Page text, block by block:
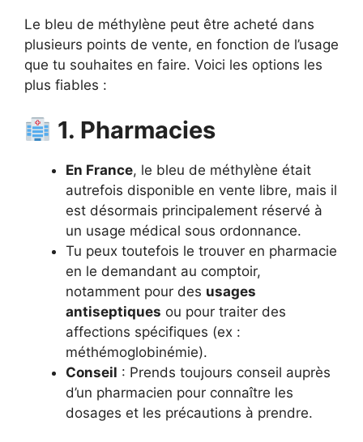
Le bleu de méthylène peut être acheté dans
plusieurs points de vente, en fonction de l’usage
que tu souhaites en faire. Voici les options les
plus fiables :
1. Pharmacies
En France, le bleu de méthylène était
autrefois disponible en vente libre, mais il
est désormais principalement réservé à
un usage médical sous ordonnance.
Tu peux toutefois le trouver en pharmacie
en le demandant au comptoir,
notamment pour des usages
antiseptiques ou pour traiter des
affections spécifiques (ex :
méthémoglobinémie).
Conseil : Prends toujours conseil auprès
d’un pharmacien pour connaître les
dosages et les précautions à prendre.